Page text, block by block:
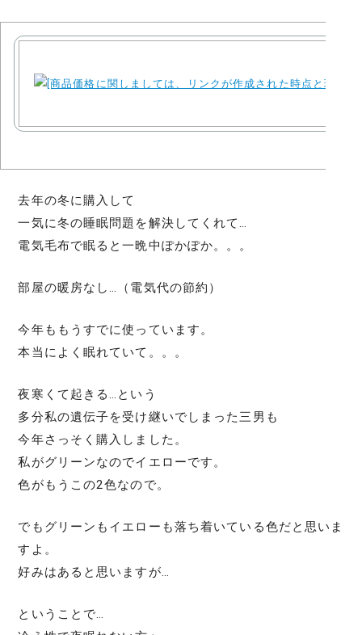
去年の冬に購入して
一気に冬の睡眠問題を解決してくれて…
電気毛布で眠ると一晩中ぽかぽか。。。
部屋の暖房なし…（電気代の節約）
今年ももうすでに使っています。
本当によく眠れていて。。。
夜寒くて起きる…という
多分私の遺伝子を受け継いでしまった三男も
今年さっそく購入しました。
私がグリーンなのでイエローです。
色がもうこの2色なので。
でもグリーンもイエローも落ち着いている色だと思いま
すよ。
好みはあると思いますが…
ということで…